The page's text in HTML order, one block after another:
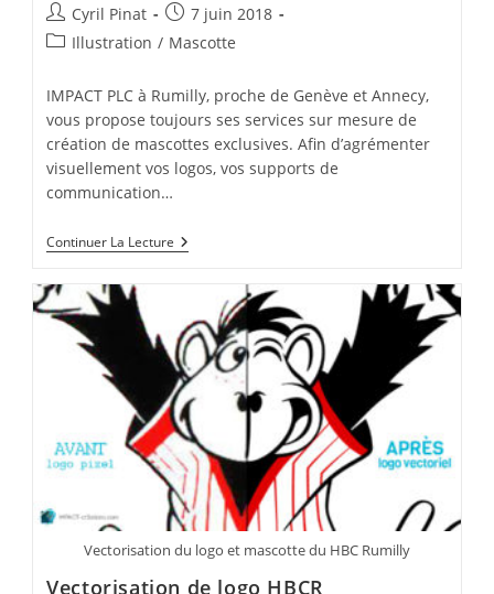
Auteur/autrice
de
Cyril Pinat
Publication
publiée :
7 juin 2018
PostIllustration / Mascotte
IMPACT PLC à Rumilly, proche de Genève et Annecy,
vous propose toujours ses services sur mesure de
création de mascottes exclusives. Afin d’agrémenter
visuellement vos logos, vos supports de
communication…
Continuer La Lecture Mascotte
« Pirate
Vectorisation du logo et mascotte du HBC Rumilly
Vectorisation de logo HBCR